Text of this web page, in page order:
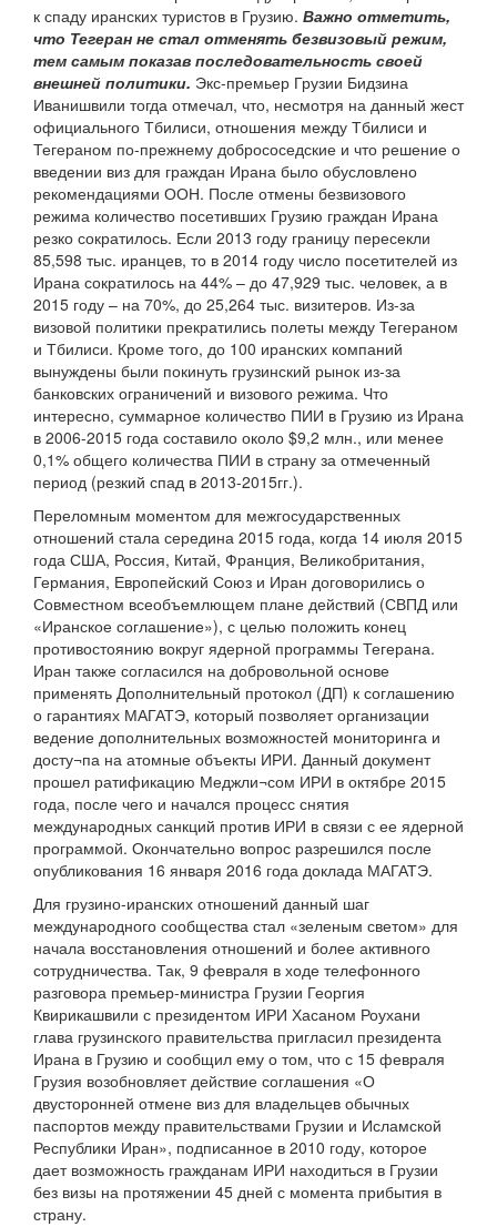
к спаду иранских туристов в Грузию. Важно отметить,
что Тегеран не стал отменять безвизовый режим,
тем самым показав последовательность своей
внешней политики. Экс-премьер Грузии Бидзина
Иванишвили тогда отмечал, что, несмотря на данный жест
официального Тбилиси, отношения между Тбилиси и
Тегераном по-прежнему добрососедские и что решение о
введении виз для граждан Ирана было обусловлено
рекомендациями ООН. После отмены безвизового
режима количество посетивших Грузию граждан Ирана
резко сократилось. Если 2013 году границу пересекли
85,598 тыс. иранцев, то в 2014 году число посетителей из
Ирана сократилось на 44% – до 47,929 тыс. человек, а в
2015 году – на 70%, до 25,264 тыс. визитеров. Из-за
визовой политики прекратились полеты между Тегераном
и Тбилиси. Кроме того, до 100 иранских компаний
вынуждены были покинуть грузинский рынок из-за
банковских ограничений и визового режима. Что
интересно, суммарное количество ПИИ в Грузию из Ирана
в 2006-2015 года составило около $9,2 млн., или менее
0,1% общего количества ПИИ в страну за отмеченный
период (резкий спад в 2013-2015гг.).
Переломным моментом для межгосударственных
отношений стала середина 2015 года, когда 14 июля 2015
года США, Россия, Китай, Франция, Великобритания,
Германия, Европейский Союз и Иран договорились о
Совместном всеобъемлющем плане действий (СВПД или
«Иранское соглашение»), с целью положить конец
противостоянию вокруг ядерной программы Тегерана.
Иран также согласился на добровольной основе
применять Дополнительный протокол (ДП) к соглашению
о гарантиях МАГАТЭ, который позволяет организации
ведение дополнительных возможностей мониторинга и
досту¬па на атомные объекты ИРИ. Данный документ
прошел ратификацию Меджли¬сом ИРИ в октябре 2015
года, после чего и начался процесс снятия
международных санкций против ИРИ в связи с ее ядерной
программой. Окончательно вопрос разрешился после
опубликования 16 января 2016 года доклада МАГАТЭ.
Для грузино-иранских отношений данный шаг
международного сообщества стал «зеленым светом» для
начала восстановления отношений и более активного
сотрудничества. Так, 9 февраля в ходе телефонного
разговора премьер-министра Грузии Георгия
Квирикашвили с президентом ИРИ Хасаном Роухани
глава грузинского правительства пригласил президента
Ирана в Грузию и сообщил ему о том, что с 15 февраля
Грузия возобновляет действие соглашения «О
двусторонней отмене виз для владельцев обычных
паспортов между правительствами Грузии и Исламской
Республики Иран», подписанное в 2010 году, которое
дает возможность гражданам ИРИ находиться в Грузии
без визы на протяжении 45 дней с момента прибытия в
страну.